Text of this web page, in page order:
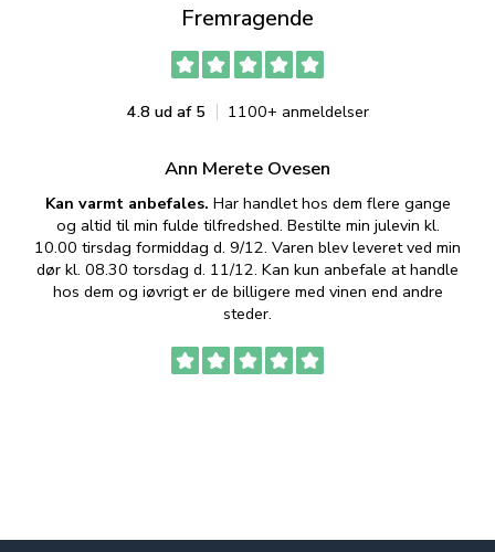
Fremragende
4.8 ud af 5 1100+ anmeldelser
Ann Merete Ovesen
Kan varmt anbefales. Har handlet hos dem flere gange
og altid til min fulde tilfredshed. Bestilte min julevin kl.
10.00 tirsdag formiddag d. 9/12. Varen blev leveret ved min
dør kl. 08.30 torsdag d. 11/12. Kan kun anbefale at handle
hos dem og iøvrigt er de billigere med vinen end andre
steder.